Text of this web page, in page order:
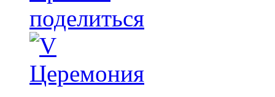
поделиться